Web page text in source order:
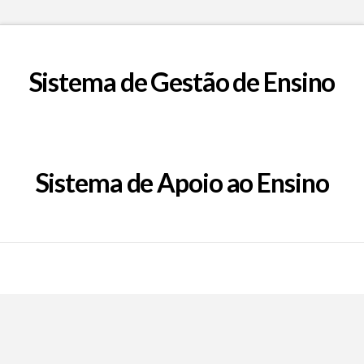
Sistema de Gestão de Ensino
Sistema de Apoio ao Ensino